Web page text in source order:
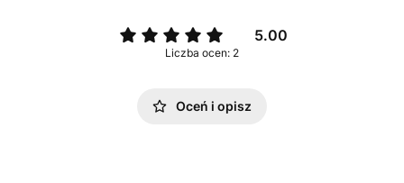
5.00
Liczba ocen: 2
Oceń i opisz